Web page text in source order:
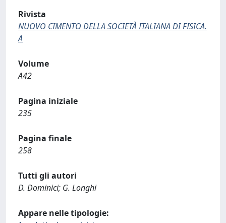
Rivista
NUOVO CIMENTO DELLA SOCIETÀ ITALIANA DI FISICA.
A
Volume
A42
Pagina iniziale
235
Pagina finale
258
Tutti gli autori
D. Dominici; G. Longhi
Appare nelle tipologie: